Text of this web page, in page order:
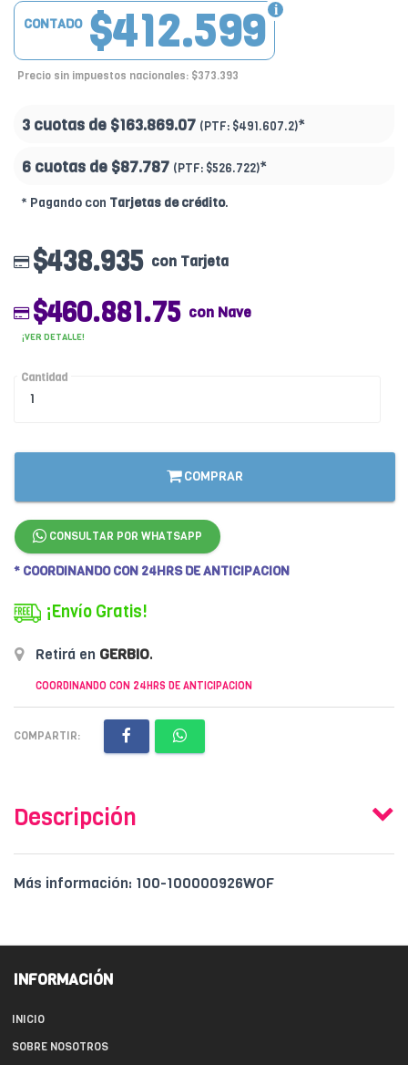
$412.599
CONTADO
Precio sin impuestos nacionales: $373.393
3 cuotas de $163.869.07 (PTF: $491.607.2)*
6 cuotas de $87.787 (PTF: $526.722)*
* Pagando con Tarjetas de crédito.
$438.935 con Tarjeta
$460.881.75 con Nave
¡VER DETALLE!
Cantidad
COMPRAR
CONSULTAR POR WHATSAPP
* COORDINANDO CON 24HRS DE ANTICIPACION
¡Envío Gratis!
Retirá en GERBIO.
COORDINANDO CON 24HRS DE ANTICIPACION
COMPARTIR:
Descripción
Más información: 100-100000926WOF
INFORMACIÓN
INICIO
SOBRE NOSOTROS